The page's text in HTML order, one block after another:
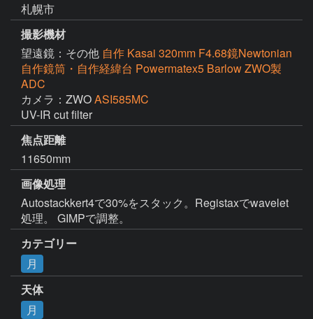
札幌市
撮影機材
望遠鏡：その他 自作 Kasai 320mm F4.68鏡Newtonian
自作鏡筒・自作経緯台 Powermatex5 Barlow ZWO製
ADC
カメラ：ZWOASI585MC
UV-IR cut filter
焦点距離
11650mm
画像処理
Autostackkert4で30%をスタック。Registaxでwavelet
処理。 GIMPで調整。
カテゴリー
月
天体
月